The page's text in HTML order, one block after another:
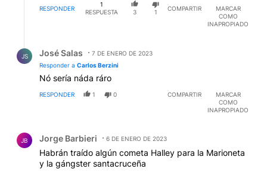
RESPONDER
1
RESPUESTA
3 1
COMPARTIR
MARCAR
COMO
INAPROPIADO
JS José Salas
7 DE ENERO DE 2023
Responder a Carlos Berzini
Nó sería náda ráro
RESPONDER 1 0 COMPARTIR
MARCAR
COMO
INAPROPIADO
JB Jorge Barbieri 6 DE ENERO DE 2023
Habrán traído algún cometa Halley para la Marioneta
y la gángster santacruceña